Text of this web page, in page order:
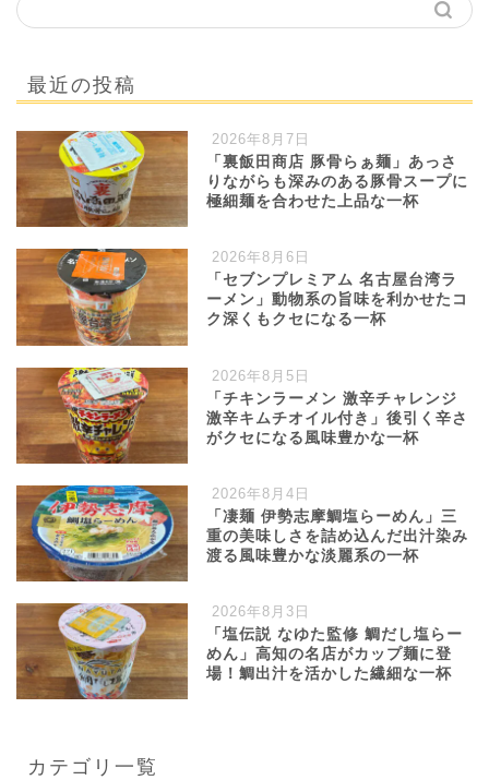
最近の投稿
2026年8月7日
「裏飯田商店 豚骨らぁ麺」あっさ
りながらも深みのある豚骨スープに
極細麺を合わせた上品な一杯
2026年8月6日
「セブンプレミアム 名古屋台湾ラ
ーメン」動物系の旨味を利かせたコ
ク深くもクセになる一杯
2026年8月5日
「チキンラーメン 激辛チャレンジ
激辛キムチオイル付き」後引く辛さ
がクセになる風味豊かな一杯
2026年8月4日
「凄麺 伊勢志摩鯛塩らーめん」三
重の美味しさを詰め込んだ出汁染み
渡る風味豊かな淡麗系の一杯
2026年8月3日
「塩伝説 なゆた監修 鯛だし塩らー
めん」高知の名店がカップ麺に登
場！鯛出汁を活かした繊細な一杯
カテゴリ一覧